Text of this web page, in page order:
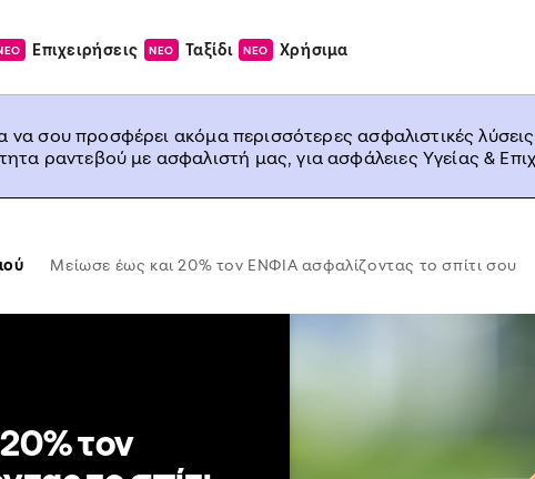
Επιχειρήσεις ΝΕΟ Ταξίδι ΝΕΟ Χρήσιμα
να σου προσφέρει ακόμα περισσότερες ασφαλιστικές
ραντεβού με ασφαλιστή μας, για ασφάλειες Υγείας &
Μείωσε έως και 20% τον ΕΝΦΙΑ ασφαλίζοντας το σπίτι σου
τον